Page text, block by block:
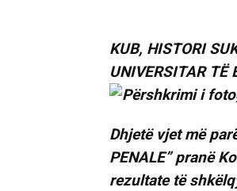
KUB, HISTORI
UNIVERSITAR TË
Dhjetë vjet më
PENALE” pranë
rezultate të